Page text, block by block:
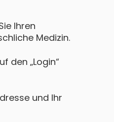
Ihren
Medizin.
den „Login“
und Ihr